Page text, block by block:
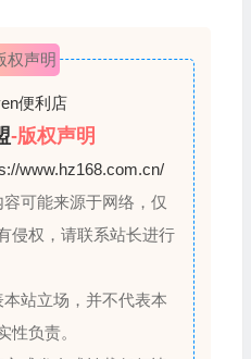
权声明
便利店
-版权声明
www.hz168.com.cn/
可能来源于网络，仅
侵权，请联系站长进行
站立场，并不代表本
性负责。